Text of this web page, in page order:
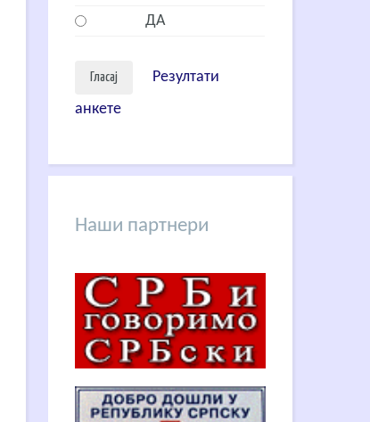
ДА
Резултати
анкете
Наши партнери